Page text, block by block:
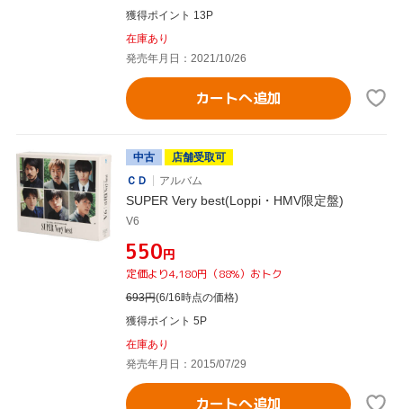
獲得ポイント 13P
在庫あり
発売年月日：2021/10/26
カートへ追加
中古
店舗受取可
ＣＤ
アルバム
SUPER Very best(Loppi・HMV限定盤)
V6
¥550円
定価より4,180円（88%）おトク
693円(6/16時点の価格)
獲得ポイント 5P
在庫あり
発売年月日：2015/07/29
カートへ追加